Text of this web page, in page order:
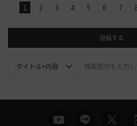
1 2 3 4 5 6 7
投稿する